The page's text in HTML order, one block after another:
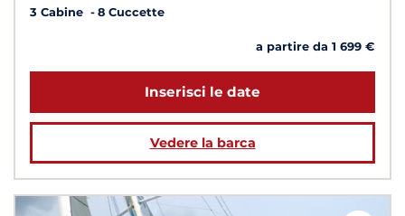
3 Cabine
8 Cuccette
a partire da 1 699 €
Inserisci le date
Vedere la barca